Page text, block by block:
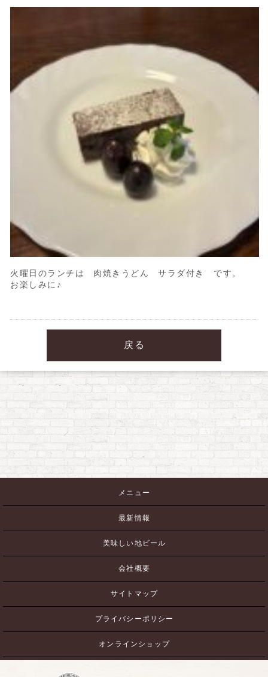
火曜日のランチは 肉焼きうどん サラダ付き です。
お楽しみに♪
戻る
メニュー
最新情報
美味しい地ビール
会社概要
サイトマップ
プライバシーポリシー
オンラインショップ